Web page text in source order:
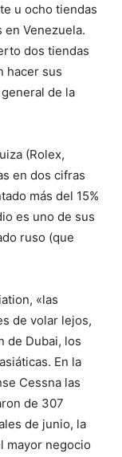
u ocho tiendas
Venezuela.
dos tiendas
hacer sus
de la
(Rolex,
en dos cifras
más del 15%
es uno de sus
ruso (que
«las
de volar lejos,
de Dubai, los
En la
Cessna las
de 307
de junio, la
mayor negocio